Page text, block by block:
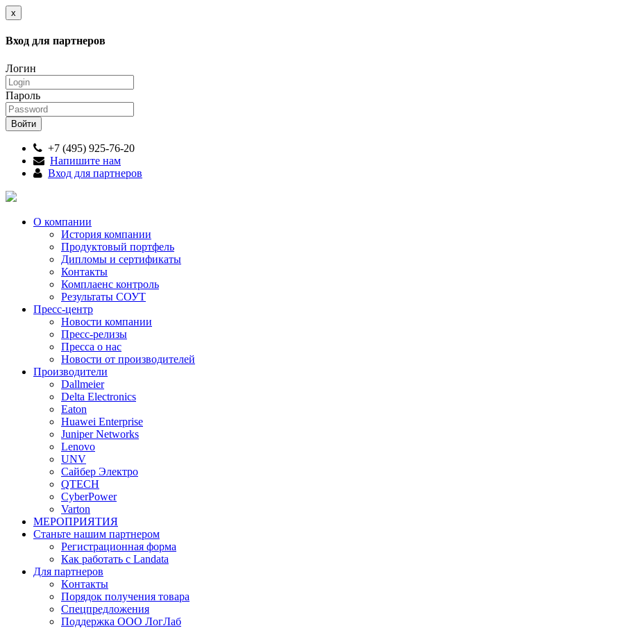
x
Вход для партнеров
Логин
Пароль
+7 (495) 925-76-20
Напишите нам
Вход для партнеров
О компании
История компании
Продуктовый портфель
Дипломы и сертификаты
Контакты
Комплаенс контроль
Результаты СОУТ
Пресс-центр
Новости компании
Пресс-релизы
Пресса о нас
Новости от производителей
Производители
Dallmeier
Delta Electronics
Eaton
Huawei Enterprise
Juniper Networks
Lenovo
UNV
Сайбер Электро
QTECH
CyberPower
Varton
МЕРОПРИЯТИЯ
Станьте нашим партнером
Регистрационная форма
Как работать с Landata
Для партнеров
Кoнтaкты
Порядок получения товара
Спецпредложения
Поддержка ООО ЛогЛаб